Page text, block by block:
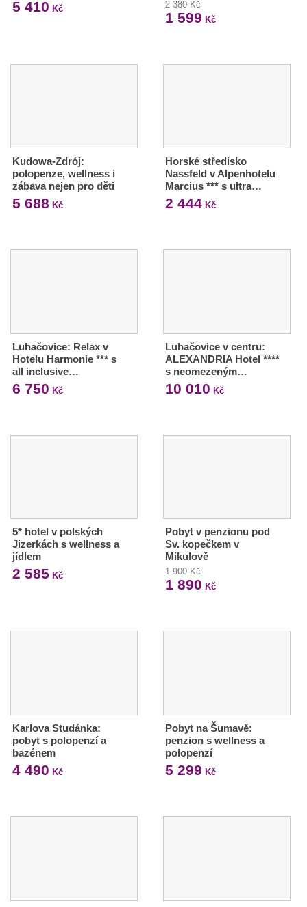
5 410 Kč 2 380 Kč
1 599 Kč
Kudowa-Zdrój:
polopenze, wellness i
zábava nejen pro děti
5 688 Kč
Horské středisko
Nassfeld v Alpenhotelu
Marcius *** s ultra…
2 444Kč
Luhačovice: Relax v
Hotelu Harmonie *** s
all inclusive…
6 750 Kč
Luhačovice v centru:
ALEXANDRIA Hotel ****
s neomezeným…
10 010 Kč
5* hotel v polských
Jizerkách s wellness a
jídlem
2 585 Kč
Pobyt v penzionu pod
Sv. kopečkem v
Mikulově
1 900 Kč
1 890 Kč
Karlova Studánka:
pobyt s polopenzí a
bazénem
4 490 Kč
Pobyt na Šumavě:
penzion s wellness a
polopenzí
5 299 Kč